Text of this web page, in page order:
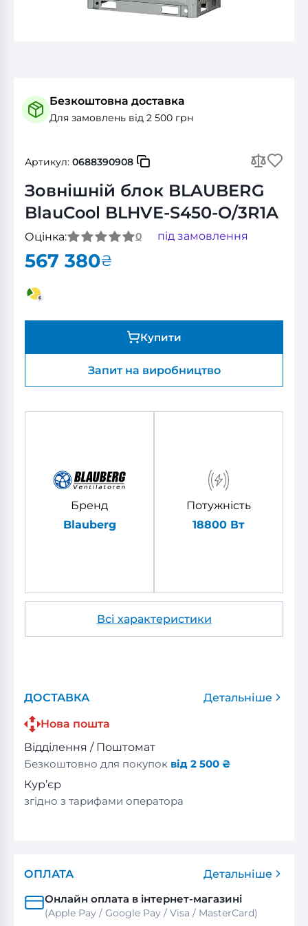
Безкоштовна доставка
Для замовлень від 2 500 грн
Артикул: 0688390908
Зовнішній блок BLAUBERG
BlauCool BLHVE-S450-O/3R1A
Оцінка: 0 під замовлення
567 380₴
Купити
Запит на виробництво
Бренд
Blauberg
Потужність
18800 Вт
Всі характеристики
ДОСТАВКА
Детальніше
Нова пошта
Відділення / Поштомат
Безкоштовно для покупок від 2 500 ₴
Кур’єр
згідно з тарифами оператора
ОПЛАТА
Детальніше
Онлайн оплата в інтернет-магазині
(Apple Pay / Google Pay / Visa / MasterСard)